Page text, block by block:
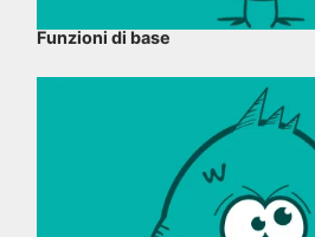
Funzioni di base